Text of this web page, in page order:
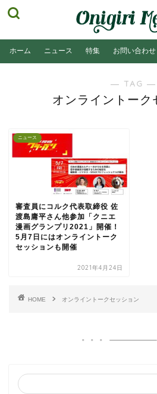
ホーム ニュース 特集 お問い合わせ
― TAG ―
オンライントーク
ニュース
審査員にコルク代表取締役 佐
渡島庸平さん他参加「クニエ
漫画グランプリ2021」開催！
5月7日にはオンライントーク
セッションも開催
2021年4月24日
HOME オンライントークセッション